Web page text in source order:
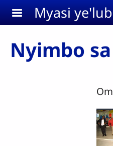
Aller au contenu
Myasi
Nyimbo